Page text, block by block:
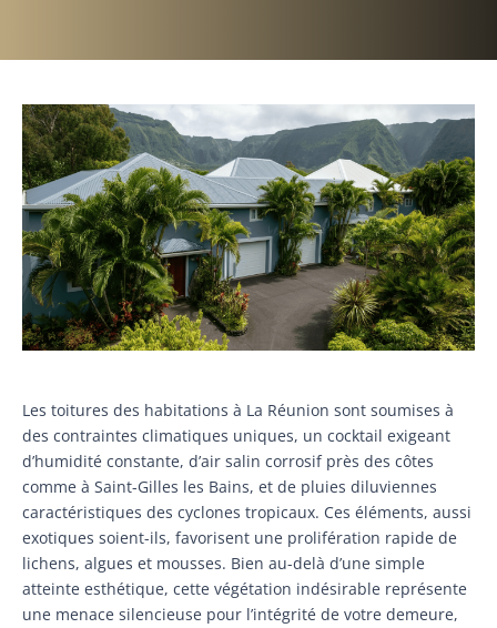
Les toitures des habitations à La Réunion sont soumises à
des contraintes climatiques uniques, un cocktail exigeant
d’humidité constante, d’air salin corrosif près des côtes
comme à Saint-Gilles les Bains, et de pluies diluviennes
caractéristiques des cyclones tropicaux. Ces éléments, aussi
exotiques soient-ils, favorisent une prolifération rapide de
lichens, algues et mousses. Bien au-delà d’une simple
atteinte esthétique, cette végétation indésirable représente
une menace silencieuse pour l’intégrité de votre demeure,